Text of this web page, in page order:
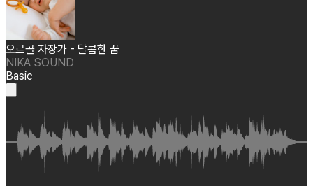
오르골 자장가 - 달콤한 꿈
NIKA SOUND
Basic